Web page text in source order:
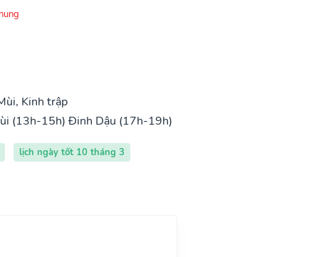
Kinh trập
(13h-15h) Đinh Dậu (17h-19h)
lịch ngày tốt 10 tháng 3